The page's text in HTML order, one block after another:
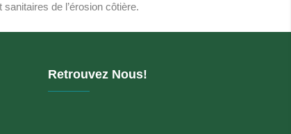
de l’érosion côtière.
Retrouvez Nous!